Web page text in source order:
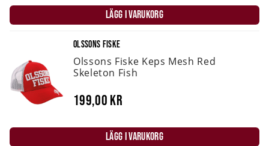
LÄGG I VARUKORG
OLSSONS FISKE
Olssons Fiske Keps Mesh Red
Skeleton Fish
199,00 kr
LÄGG I VARUKORG